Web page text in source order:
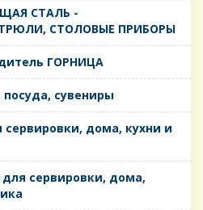
СТАЛЬ -
СТОЛОВЫЕ ПРИБОРЫ
ГОРНИЦА
посуда, сувениры
сервировки, дома, кухни и
для сервировки, дома,